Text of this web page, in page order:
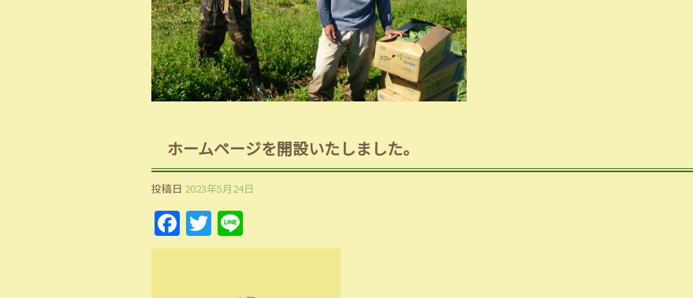
ホームページを開設いたしました。
投稿日 2023年5月24日
Facebook
Twitter